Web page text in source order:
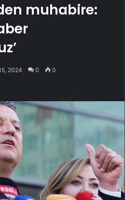
muhabire:
2024 0 0